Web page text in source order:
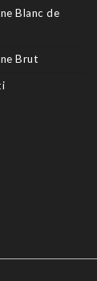
Blanc de
Brut